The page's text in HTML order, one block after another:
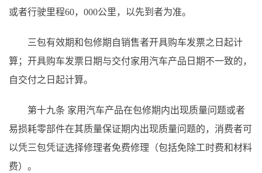
或者行驶里程60，000公里，以先到者为准。
三包有效期和包修期自销售者开具购车发票之日起计
算；开具购车发票日期与交付家用汽车产品日期不一致的，
自交付之日起计算。
第十九条 家用汽车产品在包修期内出现质量问题或者
易损耗零部件在其质量保证期内出现质量问题的，消费者可
以凭三包凭证选择修理者免费修理（包括免除工时费和材料
费）。